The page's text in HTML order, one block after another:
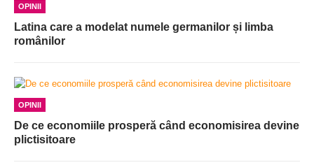
OPINII
Latina care a modelat numele germanilor și limba
românilor
OPINII
De ce economiile prosperă când economisirea devine
plictisitoare